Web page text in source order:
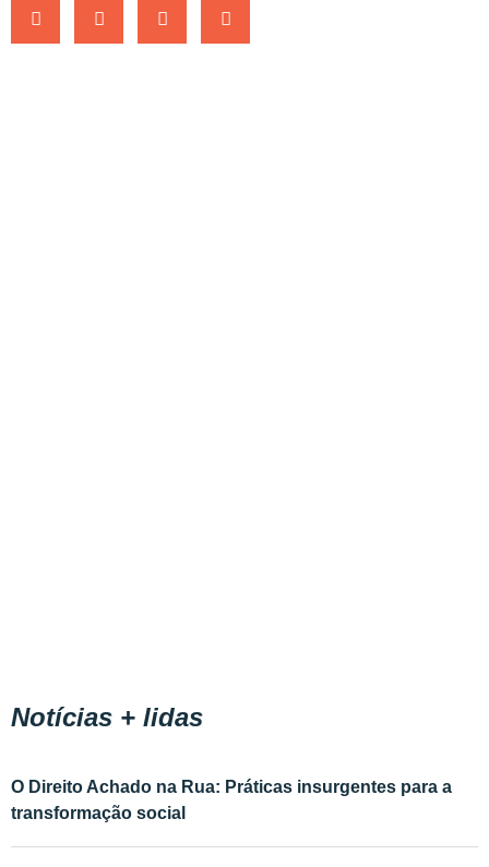
Notícias + lidas
O Direito Achado na Rua: Práticas insurgentes para a
transformação social